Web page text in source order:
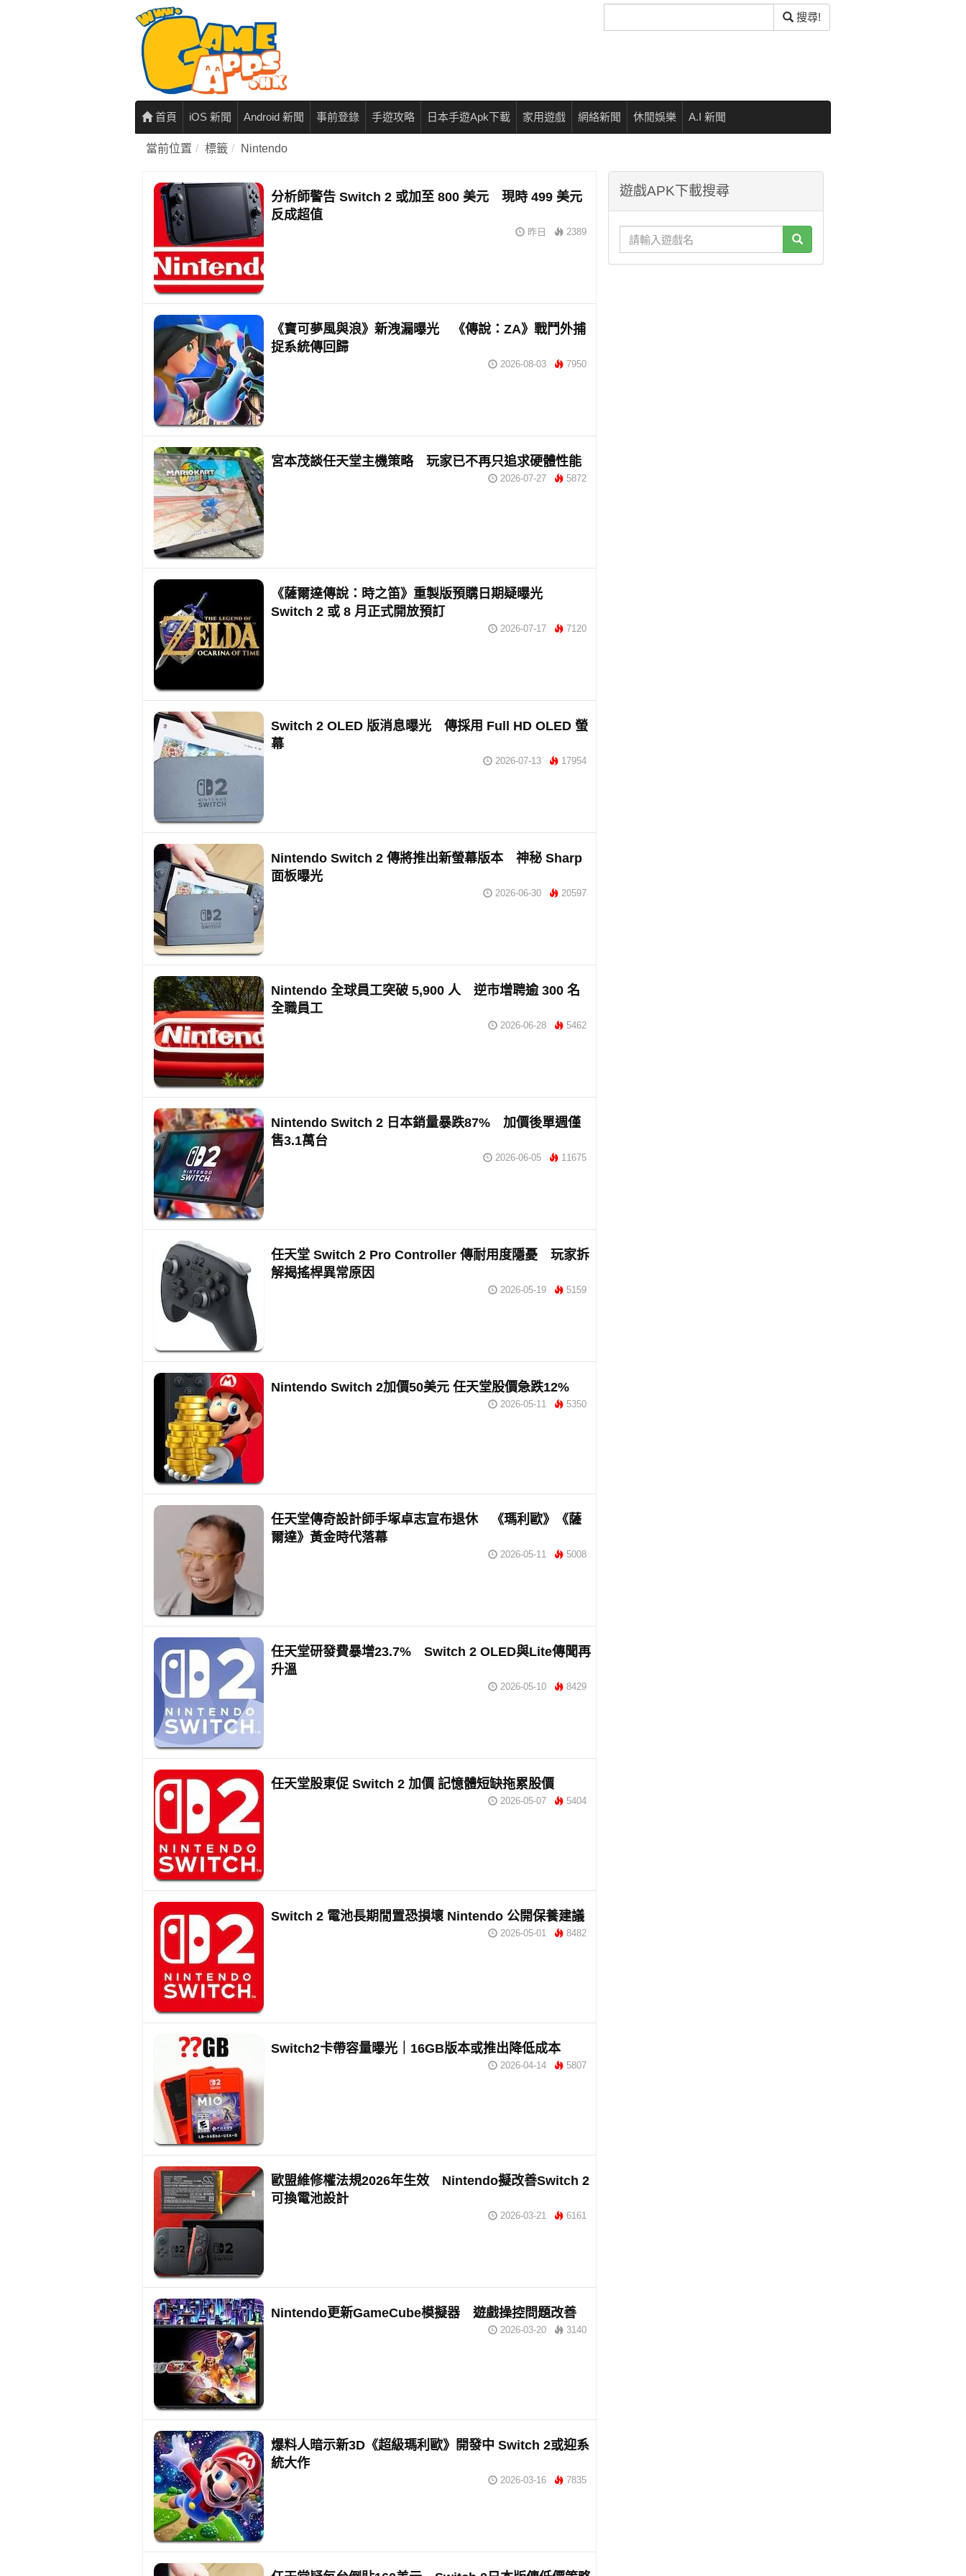
尋
搜尋!
首頁 iOS 新聞 Android 新聞 事前登錄 手遊攻略 日本手遊Apk下載 家用遊戲 網絡新聞 休閒娛樂 A.I 新聞
當前位置 標籤 Nintendo
分析師警告 Switch 2 或加至 800 美元 現時 499 美元
反成超值
昨日 2389
《寶可夢風與浪》新洩漏曝光 《傳說：ZA》戰鬥外捕
捉系統傳回歸
2026-08-03 7950
宮本茂談任天堂主機策略 玩家已不再只追求硬體性能
2026-07-27 5872
《薩爾達傳說：時之笛》重製版預購日期疑曝光
Switch 2 或 8 月正式開放預訂
2026-07-17 7120
Switch 2 OLED 版消息曝光 傳採用 Full HD OLED 螢
幕
2026-07-13 17954
Nintendo Switch 2 傳將推出新螢幕版本 神秘 Sharp
面板曝光
2026-06-30 20597
Nintendo 全球員工突破 5,900 人 逆市增聘逾 300 名
全職員工
2026-06-28 5462
Nintendo Switch 2 日本銷量暴跌87% 加價後單週僅
售3.1萬台
2026-06-05 11675
任天堂 Switch 2 Pro Controller 傳耐用度隱憂 玩家拆
解揭搖桿異常原因
2026-05-19 5159
Nintendo Switch 2加價50美元 任天堂股價急跌12%
2026-05-11 5350
任天堂傳奇設計師手塚卓志宣布退休 《瑪利歐》《薩
爾達》黃金時代落幕
2026-05-11 5008
任天堂研發費暴增23.7% Switch 2 OLED與Lite傳聞再
升溫
2026-05-10 8429
任天堂股東促 Switch 2 加價 記憶體短缺拖累股價
2026-05-07 5404
Switch 2 電池長期閒置恐損壞 Nintendo 公開保養建議
2026-05-01 8482
Switch2卡帶容量曝光｜16GB版本或推出降低成本
2026-04-14 5807
歐盟維修權法規2026年生效 Nintendo擬改善Switch 2
可換電池設計
2026-03-21 6161
Nintendo更新GameCube模擬器 遊戲操控問題改善
2026-03-20 3140
爆料人暗示新3D《超級瑪利歐》開發中 Switch 2或迎系
統大作
2026-03-16 7835
遊戲APK下載搜尋